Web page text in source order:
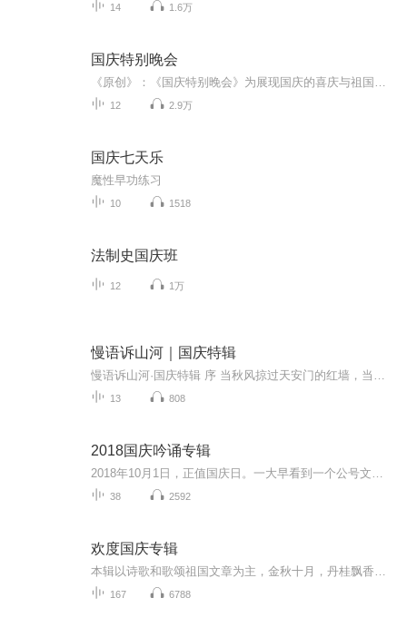
14 1.6万
国庆特别晚会
12 2.9万
国庆七天乐
魔性早功练习
10 1518
法制史国庆班
12 1万
慢语诉山河｜国庆特辑
13 808
2018国庆吟诵专辑
38 2592
欢度国庆专辑
167 6788